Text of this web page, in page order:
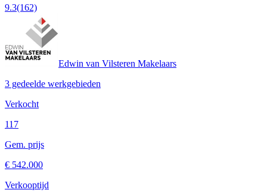
9.3(162)
Edwin van Vilsteren Makelaars
3 gedeelde werkgebieden
Verkocht
117
Gem. prijs
€ 542.000
Verkooptijd